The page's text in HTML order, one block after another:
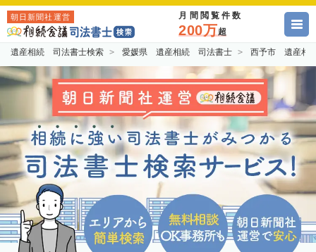
朝日新聞社運営 月間閲覧件数
200万超
遺産相続 司法書士検索 愛媛県 遺産相続 司法書士 西予市 遺産相